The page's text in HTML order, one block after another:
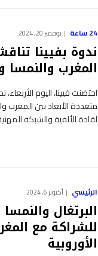
24 ساعة نوفمبر 20, 2024
ندوة بفيينا
المغرب والنمسا
احتضنت فيينا، اليوم
متعددة الأبعاد بين المغرب
لقادة الألفية والشبكة
الرئيسي أكتوبر 6, 2024
البرتغال
للشراكة مع
الأوروبية